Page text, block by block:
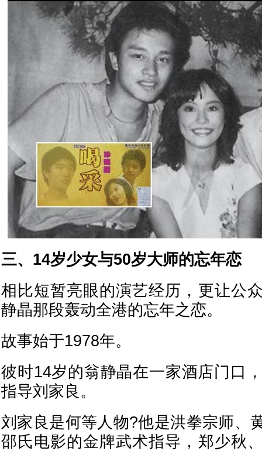
三、14岁少女与50岁大师的忘年恋
相比短暂亮眼的演艺经历，更让公
静晶那段轰动全港的忘年之恋。
故事始于1978年。
彼时14岁的翁静晶在一家酒店门口
指导刘家良。
刘家良是何等人物?他是洪拳宗师、
邵氏电影的金牌武术指导，郑少秋